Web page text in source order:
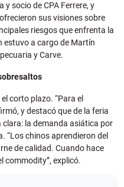
socio de CPA Ferrere, y
sus visiones sobre
riesgos que enfrenta la
estuvo a cargo de Martín
y Carve.
corto plazo. “Para el
y destacó que de la feria
clara: la demanda asiática por
“Los chinos aprendieron del
de calidad. Cuando hace
commodity”, explicó.